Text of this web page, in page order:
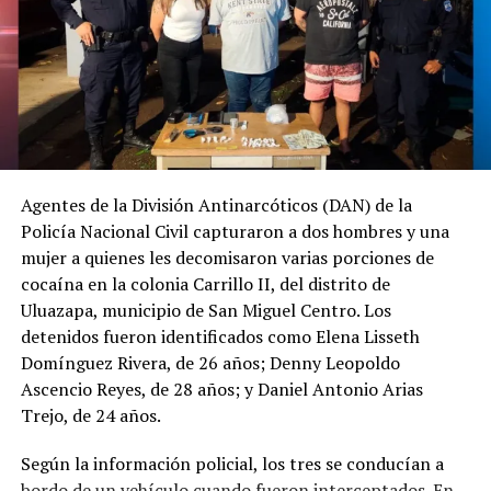
Agentes de la División Antinarcóticos (DAN) de la
Policía Nacional Civil capturaron a dos hombres y una
mujer a quienes les decomisaron varias porciones de
cocaína en la colonia Carrillo II, del distrito de
Uluazapa, municipio de San Miguel Centro. Los
detenidos fueron identificados como Elena Lisseth
Domínguez Rivera, de 26 años; Denny Leopoldo
Ascencio Reyes, de 28 años; y Daniel Antonio Arias
Trejo, de 24 años.
Según la información policial, los tres se conducían a